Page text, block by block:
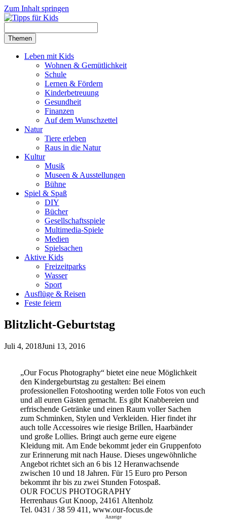
Zum Inhalt springen
Themen
Leben mit Kids
Wohnen & Gemütlichkeit
Schule
Lernen & Fördern
Kinderbetreuung
Gesundheit
Finanzen
Auf dem Wunschzettel
Natur
Tiere erleben
Raus in die Natur
Kultur
Musik
Museen & Ausstellungen
Bühne
Spiel & Spaß
DIY
Bücher
Gesellschaftsspiele
Multimedia-Spiele
Medien
Spielsachen
Aktive Kids
Freizeitparks
Wasser
Sport
Ausflüge & Reisen
Feste feiern
Blitzlicht-Geburtstag
Juli 4, 2018Juni 13, 2016
„Our Focus Photography“ bietet eine neue Möglichkeit
den Kindergeburtstag zu gestalten: Bei einem
professionellen Fotoshooting werden tolle Fotos von euch
und all euren Gästen gemacht. Es gibt Knabbereien und
erfrischende Getränke und einen Raum voller Sachen
zum Schminken, Stylen und Verkleiden. Hier findet ihr
auch tolle Accessoires wie riesige Brillen, Haarbänder
und große Lollies. Bringt auch gerne eure eigene
Kleidung mit. Am Ende bekommt jeder ein Gruppenfoto
zur Erinnerung mit nach Hause. Dieses ungewöhnliche
Angebot richtet sich an 6 bis 12 Heranwachsende
zwischen 10 und 18 Jahren. Für 15 Euro pro Person
bekommt ihr bis zu zwei Stunden Fotospaß.
OUR FOCUS PHOTOGRAPHY
Herrenhaus Gut Knoop, 24161 Altenholz
Tel. 0431 / 38 59 411, www.our-focus.de
Anzeige